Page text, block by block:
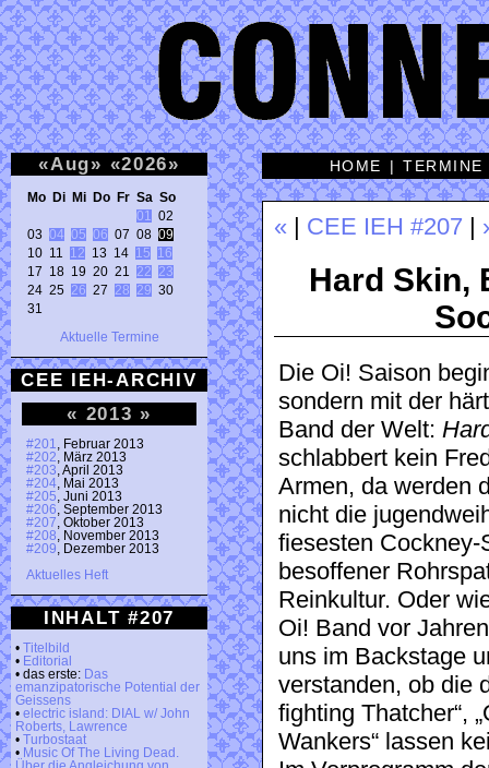
«Aug» «2026»
Mo Di Mi Do Fr Sa So
01
02
03 04 05 06 07 08 09
10 11 12 13 14 15
16
17 18 19 20 21 22
23
24 25 26 27 28 29 30
31
Aktuelle Termine
CEE IEH-ARCHIV
« 2013 »
#201
, Februar 2013
#202 , März 2013
#203 , April 2013
#204 , Mai 2013
#205 , Juni 2013
#206 , September 2013
#207 , Oktober 2013
#208 , November 2013
#209 , Dezember 2013
Aktuelles Heft
INHALT #207
• Titelbild
• Editorial
• das erste: Das
emanzipatorische Potential der
Geissens
• electric island: DIAL w/ John
Roberts, Lawrence
• Turbostaat
• Music Of The Living Dead.
HOME |TERMINE
« CEE IEH #207
Hard Skin,
Die Oi! Saison
sondern mit der
Band der Welt:
schlabbert kein
Armen, da werden
nicht die
fiesesten
besoffener
Reinkultur. Oder
Oi! Band vor
uns im Backstage
verstanden, ob die
fighting Thatcher“,
Wankers“ lassen